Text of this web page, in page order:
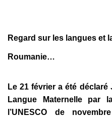
Regard sur les langues et
Roumanie…
Le 21 février a été
Langue Maternelle par
l’UNESCO de